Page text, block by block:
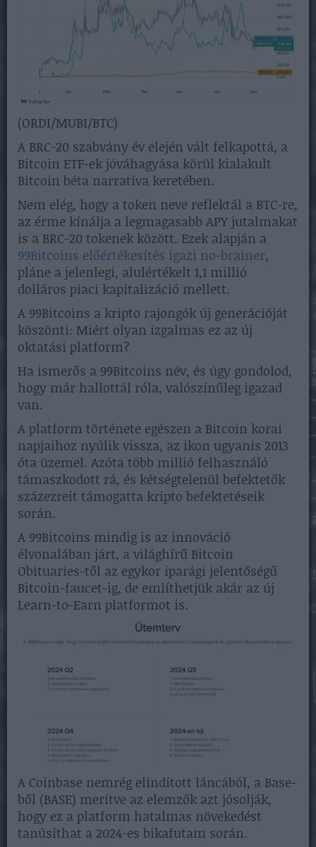
(ORDI/MUBI/BTC)
A BRC-20 szabvány év elején vált felkapottá, a
Bitcoin ETF-ek jóváhagyása körül kialakult
Bitcoin béta narratíva keretében.
Nem elég, hogy a token neve reflektál a BTC-re,
az érme kínálja a legmagasabb APY jutalmakat
is a BRC-20 tokenek között. Ezek alapján a
99Bitcoins előértékesítés igazi no-brainer,
pláne a jelenlegi, alulértékelt 1,1 millió
dolláros piaci kapitalizáció mellett.
A 99Bitcoins a kripto rajongók új generációját
köszönti: Miért olyan izgalmas ez az új
oktatási platform?
Ha ismerős a 99Bitcoins név, és úgy gondolod,
hogy már hallottál róla, valószínűleg igazad
van.
A platform története egészen a Bitcoin korai
napjaihoz nyúlik vissza, az ikon ugyanis 2013
óta üzemel. Azóta több millió felhasználó
támaszkodott rá, és kétségtelenül befektetők
százezreit támogatta kripto befektetéseik
során.
A 99Bitcoins mindig is az innováció
élvonalában járt, a világhírű Bitcoin
Obituaries-től az egykor iparági jelentőségű
Bitcoin-faucet-ig, de említhetjük akár az új
Learn-to-Earn platformot is.
A Coinbase nemrég elindított láncából, a Base-
ből (BASE) merítve az elemzők azt jósolják,
hogy ez a platform hatalmas növekedést
tanúsíthat a 2024-es bikafutam során.